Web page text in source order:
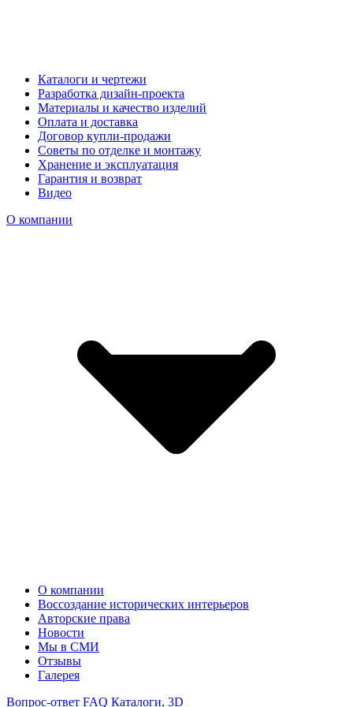
Каталоги и чертежи
Разработка дизайн-проекта
Материалы и качество изделий
Оплата и доставка
Договор купли-продажи
Советы по отделке и монтажу
Хранение и эксплуатация
Гарантия и возврат
Видео
О компании
О компании
Воссоздание исторических интерьеров
Авторские права
Новости
Мы в СМИ
Отзывы
Галерея
Вопрос-ответ FAQ Каталоги, 3D